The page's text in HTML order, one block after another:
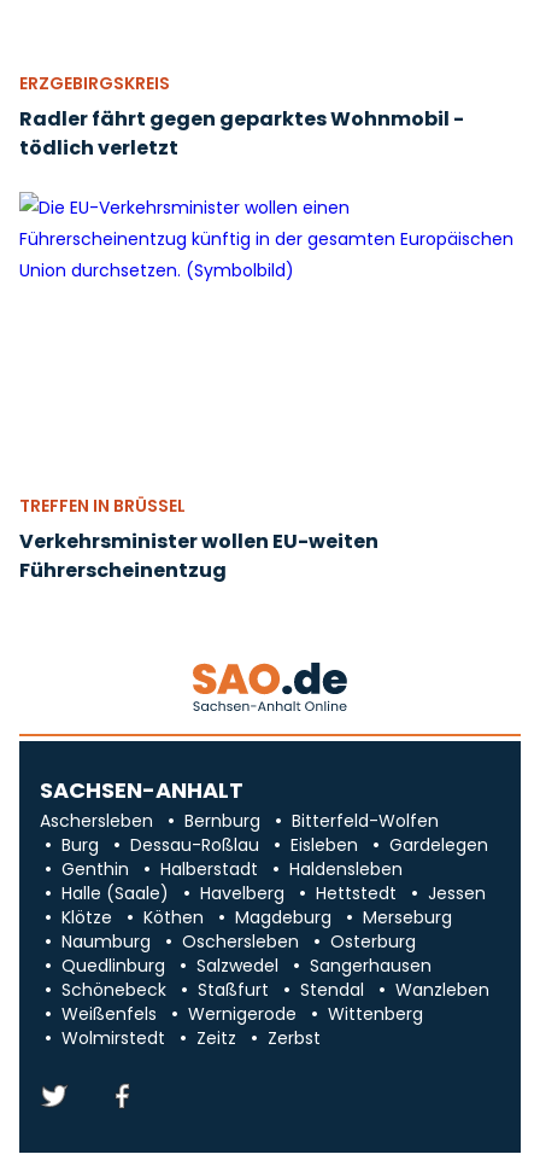
ERZGEBIRGSKREIS
Radler fährt gegen geparktes Wohnmobil -
tödlich verletzt
TREFFEN IN BRÜSSEL
Verkehrsminister wollen EU-weiten
Führerscheinentzug
SACHSEN-ANHALT
Aschersleben Bernburg
Bitterfeld-Wolfen
Burg
Dessau-Roßlau Eisleben
Gardelegen
Genthin
Halberstadt
Haldensleben
Halle (Saale)
Havelberg Hettstedt
Jessen
Klötze
Köthen Magdeburg
Merseburg
Naumburg
Oschersleben
Osterburg
Quedlinburg
Salzwedel
Sangerhausen
Schönebeck
Staßfurt Stendal
Wanzleben
Weißenfels
Wernigerode
Wittenberg
Wolmirstedt
Zeitz Zerbst